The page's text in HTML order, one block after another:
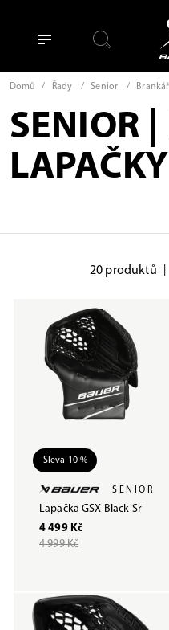
Domů / Řady / Senior /
SENIOR
LAPAČKY
20 produktů
Sleva 10 %
SENIOR
Lapačka GSX Black Sr
4 499 Kč
4 999 Kč